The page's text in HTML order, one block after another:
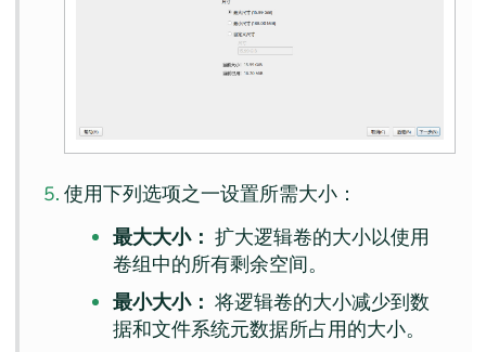
使用下列选项之一设置所需大小：
最大大小： 扩大逻辑卷的大小以使用
卷组中的所有剩余空间。
最小大小： 将逻辑卷的大小减少到数
据和文件系统元数据所占用的大小。